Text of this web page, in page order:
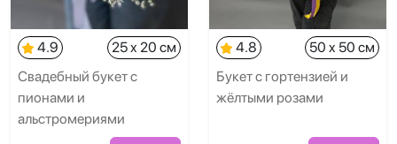
4.9
25 x 20 см
Свадебный букет с
пионами и
альстромериями
4.8
50 x 50 см
Букет с гортензией и
жёлтыми розами